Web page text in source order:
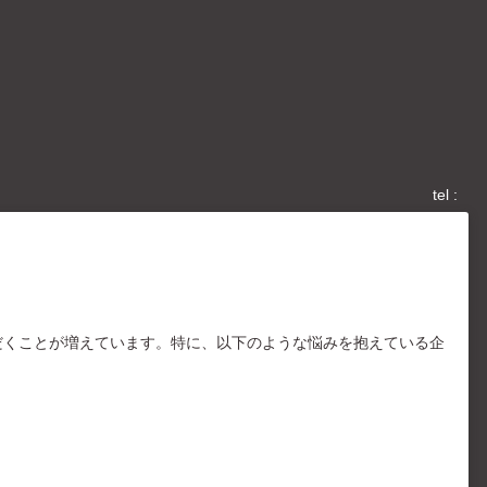
tel :
ことが増えています。特に、以下のような悩みを抱えている企